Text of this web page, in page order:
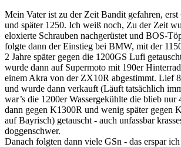
Mein Vater ist zu der Zeit Bandit gefahren, erst
und später 1250. Ich weiß noch, Zu der Zeit
eloxierte Schrauben nachgerüstet und BOS-
folgte dann der Einstieg bei BMW, mit der
2 Jahre später gegen die 1200GS Lufi
wurde dann auf Supermoto mit 190er
einem Akra von der ZX10R abgestimmt. Lief
und wurde dann verkauft (Läuft tatsächlich
war’s die 1200er Wassergekühlte die blieb
dann gegen K1300R und wenig später gegen
auf Bayrisch) getauscht - auch unfassbar
doggenschwer.
Danach folgten dann viele GSn - das erspar